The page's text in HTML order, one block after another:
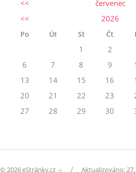
<<
červenec
<<
2026
Po Út St Čt
1 2
6
7 8 9
13
14 15 16
20
21 22 23
27
28 29 30
© 2026 eStránky.cz / Aktualizováno: 27.